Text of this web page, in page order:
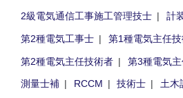
2級電気通信工事施工管理技士
計
第2種電気工事士
第1種電気主任
第2種電気主任技術者
第3種電気
測量士補
RCCM 技術士
土木